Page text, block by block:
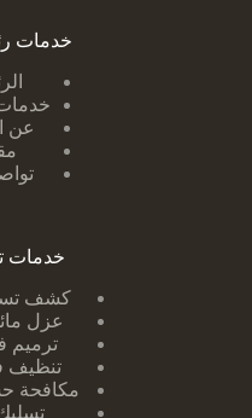
خدمات
عن
خدمات
كشف
عزل
ترميم
تنظيف
مكافحة